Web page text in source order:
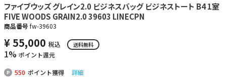
ファイブウッズ グレイン2.0 ビジネスバッグ ビジネストート B4 1室
FIVE WOODS GRAIN2.0 39603 LINECPN
商品番号 fw-39603
¥55,000 税込 送料無料
1% ポイント還元
550 ポイント獲得
詳細